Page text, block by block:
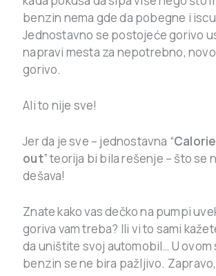
benzin nema gde da pobegne i
Jednostavno se postojeće gorivo
napravi mesta za nepotrebno,
gorivo.
Ali to nije sve!
Jer da je sve – jednostavna “
out” teorija bi bila rešenje – što se
dešava!
Znate kako vas dečko na pumpi
goriva vam treba? Ili vi to sami
da uništite svoj automobil… U ovom
benzin se ne bira pažljivo.